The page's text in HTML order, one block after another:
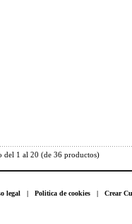
del 1 al 20 (de 36 productos)
legal | Politica de cookies | Crear